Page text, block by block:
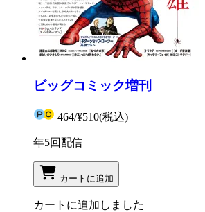
ビッグコミック増刊
464/¥510(税込)
年5回配信
カートに追加
カートに追加しました